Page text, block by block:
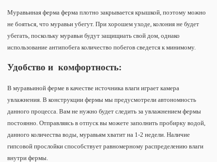
Муравьиная ферма ферма плотно закрывается крышкой, поэтому можно
не бояться, что муравьи убегут. При хорошем уходе, колония не будет
убегать, поскольку муравьи будут защищиать свой дом, однако
использование антипобега количество побегов сведется к минимому.
Удобство и комфортность:
В муравьиной ферме в качестве источника влаги играет камера
увлажнения. В конструкции фермы мы предусмотрели автономность
данного процесса. Вам не нужно будет следить за увлажнением фермы
постоянно. Отправляясь в отпуск вы можете заполнить пробирку водой,
данного количества воды, муравьям хватит на 1-2 недели. Наличие
гипсовой прослойки способствует равномерному распределению влаги
внутри фермы.